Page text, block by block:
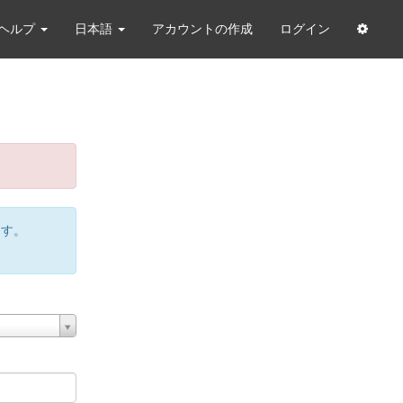
ルプ 日本語 アカウントの作成 ログイン
。